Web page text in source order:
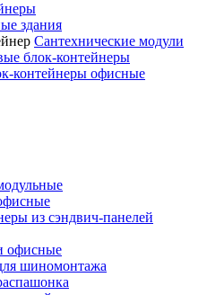
здания
Сантехнические модули
блок-контейнеры
контейнеры офисные
из сэндвич-панелей
офисные
шиномонтажа